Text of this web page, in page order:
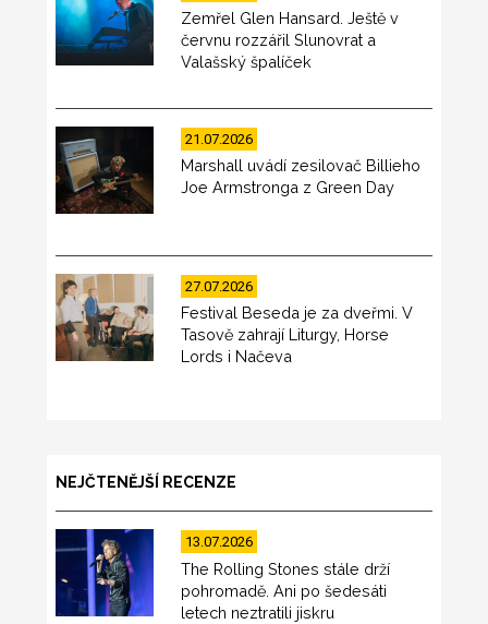
Zemřel Glen Hansard. Ještě v
červnu rozzářil Slunovrat a
Valašský špalíček
21.07.2026
Marshall uvádí zesilovač Billieho
Joe Armstronga z Green Day
27.07.2026
Festival Beseda je za dveřmi. V
Tasově zahrají Liturgy, Horse
Lords i Načeva
NEJČTENĚJŠÍ RECENZE
13.07.2026
The Rolling Stones stále drží
pohromadě. Ani po šedesáti
letech neztratili jiskru